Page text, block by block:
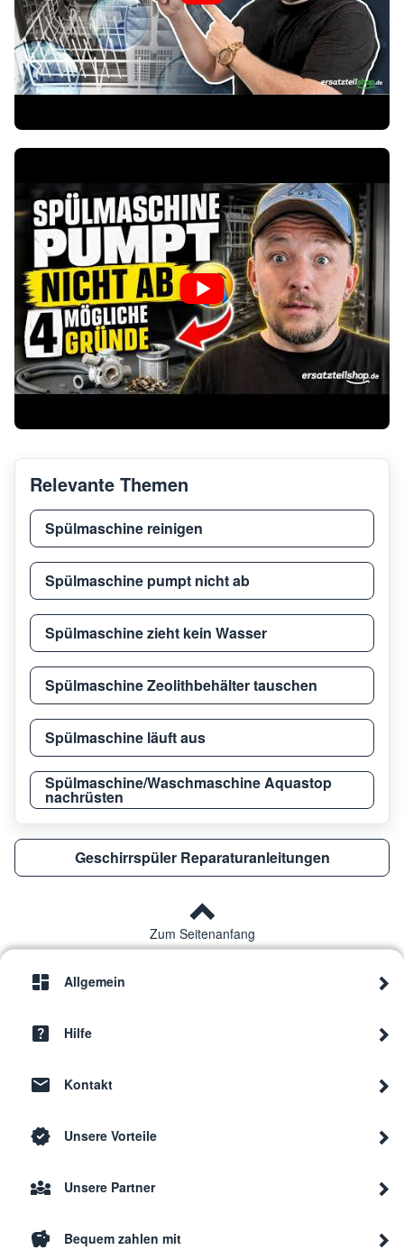
Relevante Themen
Spülmaschine reinigen
Spülmaschine pumpt nicht ab
Spülmaschine zieht kein Wasser
Spülmaschine Zeolithbehälter tauschen
Spülmaschine läuft aus
Spülmaschine/Waschmaschine Aquastop
nachrüsten
Geschirrspüler Reparaturanleitungen
Zum Seitenanfang
Allgemein
Hilfe
Kontakt
Unsere Vorteile
Unsere Partner
Bequem zahlen mit